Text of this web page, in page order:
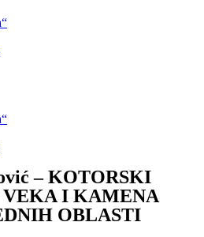
– KOTORSKI
I KAMENA
OBLASTI